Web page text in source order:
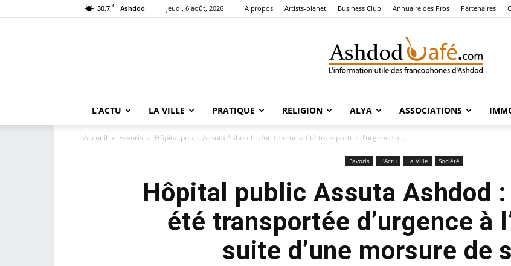
30.7 C Ashdod jeudi, 6 août, 2026 A propos Artists-planet Business Club Annuaire des Pros Partenaires
Café
L’ACTU LA VILLE PRATIQUE RELIGION ALYA ASSOCIATIONS
Accueil Favoris Hôpital public Assuta Ashdod : Une femme a été transportée d’urgence à...
Favoris L'Actu La Ville Société
Hôpital public Assuta Ashdod
été transportée d’urgence à
suite d’une morsure de